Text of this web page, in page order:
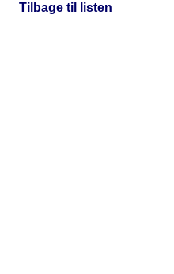
Tilbage til listen